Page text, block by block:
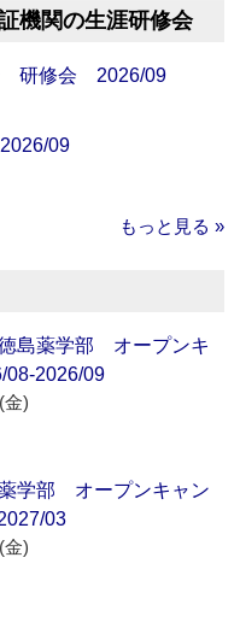
機関の生涯研修会
研修会 2026/09
09
もっと見る »
島薬学部 オープンキ
2026/09
金)
学部 オープンキャン
03
金)